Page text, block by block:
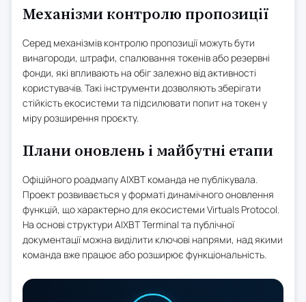
Механізми контролю пропозиції
Серед механізмів контролю пропозиції можуть бути
винагороди, штрафи, спалювання токенів або резервні
фонди, які впливають на обіг залежно від активності
користувачів. Такі інструменти дозволяють зберігати
стійкість екосистеми та підсилювати попит на токен у
міру розширення проєкту.
Плани оновлень і майбутні етапи
Офіційного роадмапу AIXBT команда не публікувала.
Проект розвивається у форматі динамічного оновлення
функцій, що характерно для екосистеми Virtuals Protocol.
На основі структури AIXBT Terminal та публічної
документації можна виділити ключові напрями, над якими
команда вже працює або розширює функціональність.